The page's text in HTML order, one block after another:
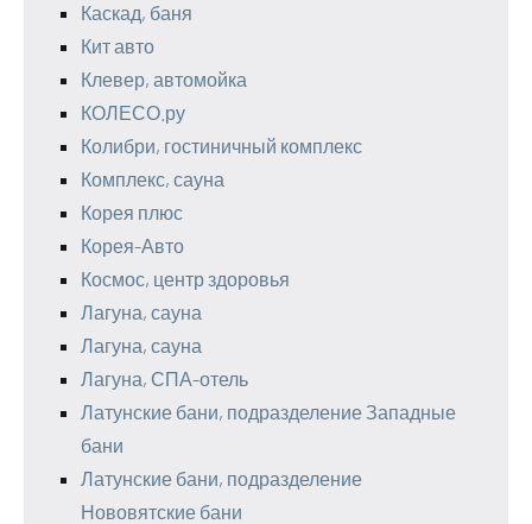
Каскад, баня
Кит авто
Клевер, автомойка
КОЛЕСО.ру
Колибри, гостиничный комплекс
Комплекс, сауна
Корея плюс
Корея-Авто
Космос, центр здоровья
Лагуна, сауна
Лагуна, сауна
Лагуна, СПА-отель
Латунские бани, подразделение Западные
бани
Латунские бани, подразделение
Нововятские бани